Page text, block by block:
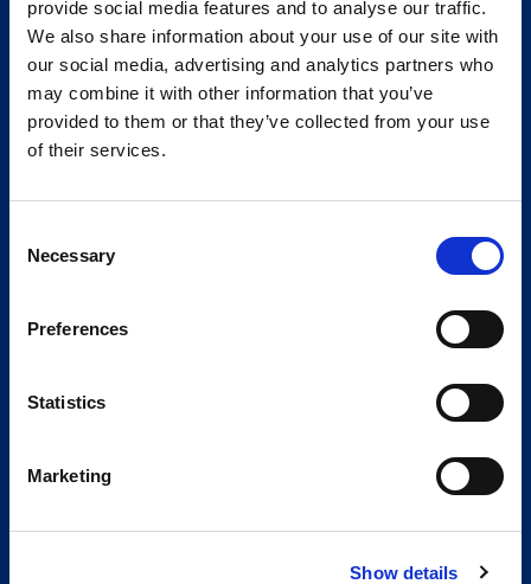
provide social media features and to analyse our traffic.
We also share information about your use of our site with
our social media, advertising and analytics partners who
may combine it with other information that you’ve
provided to them or that they’ve collected from your use
of their services.
Selection
Necessary
Preferences
Statistics
Marketing
Show details